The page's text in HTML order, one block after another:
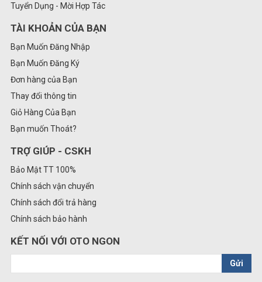
Tuyển Dụng - Mời Hợp Tác
TÀI KHOẢN CỦA BẠN
Bạn Muốn Đăng Nhập
Bạn Muốn Đăng Ký
Đơn hàng của Bạn
Thay đổi thông tin
Giỏ Hàng Của Bạn
Bạn muốn Thoát?
TRỢ GIÚP - CSKH
Bảo Mật TT 100%
Chính sách vận chuyển
Chính sách đổi trả hàng
Chính sách bảo hành
KẾT NỐI VỚI OTO NGON
Gửi